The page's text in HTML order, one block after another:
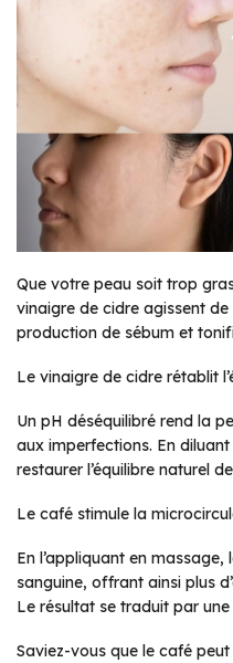
Que votre peau soit trop
vinaigre de cidre agissent
production de sébum et
Le vinaigre de cidre rétablit
Un pH déséquilibré rend la
aux imperfections. En
restaurer l’équilibre naturel
Le café stimule la
En l’appliquant en
sanguine, offrant ainsi plus
Le résultat se traduit par
Saviez-vous que le café